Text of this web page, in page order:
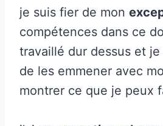
je suis fier de mon
compétences dans ce
travaillé dur dessus et
de les emmener avec
montrer ce que je peux